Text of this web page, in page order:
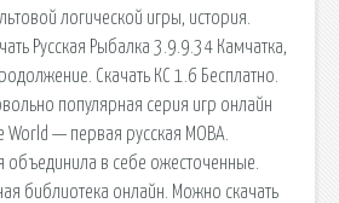
логической игры, история.
Русская Рыбалка 3.9.9.34 Камчатка,
Скачать КС 1.6 Бесплатно.
популярная серия игр онлайн
— первая русская MOBA.
объединила в себе ожесточенные.
библиотека онлайн. Можно скачать